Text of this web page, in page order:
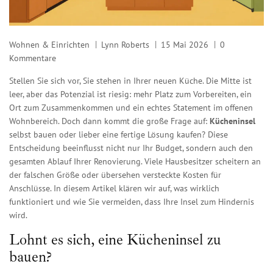
Wohnen & Einrichten Lynn Roberts 15 Mai 2026
0
Kommentare
Stellen Sie sich vor, Sie stehen in Ihrer neuen Küche. Die Mitte ist
leer, aber das Potenzial ist riesig: mehr Platz zum Vorbereiten, ein
Ort zum Zusammenkommen und ein echtes Statement im offenen
Wohnbereich. Doch dann kommt die große Frage auf: Kücheninsel
selbst bauen oder lieber eine fertige Lösung kaufen? Diese
Entscheidung beeinflusst nicht nur Ihr Budget, sondern auch den
gesamten Ablauf Ihrer Renovierung. Viele Hausbesitzer scheitern an
der falschen Größe oder übersehen versteckte Kosten für
Anschlüsse. In diesem Artikel klären wir auf, was wirklich
funktioniert und wie Sie vermeiden, dass Ihre Insel zum Hindernis
wird.
Lohnt es sich, eine Kücheninsel zu
bauen?